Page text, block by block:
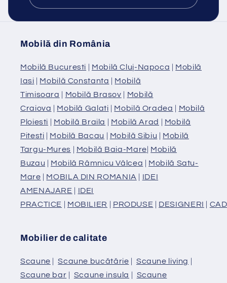
Mobilă din România
Mobilă Bucuresti Mobilă Cluj-Napoca
Mobilă
Iasi
Mobilă Constanta
Mobilă
Timisoara
Mobilă Brasov
Mobilă
Craiova
Mobilă Galati Mobilă Oradea
Mobilă
Ploiesti
Mobilă Braila Mobilă Arad
Mobilă
Pitesti
Mobilă Bacau Mobilă Sibiu
Mobilă
Targu-Mures
Mobilă Baia-Mare Mobilă
Buzau
Mobilă Râmnicu Vâlcea
Mobilă Satu-
Mare
MOBILA DIN ROMANIA
IDEI
AMENAJARE
IDEI
PRACTICE
MOBILIER PRODUSE DESIGNERI
Mobilier de calitate
Scaune |Scaune bucătărie Scaune living
Scaune bar
Scaune insula
Scaune